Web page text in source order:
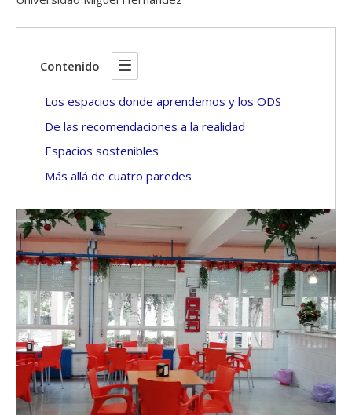
Contenido
Los espacios donde aprendemos y los ODS
De las recomendaciones a la realidad
Espacios sostenibles
Más allá de cuatro paredes